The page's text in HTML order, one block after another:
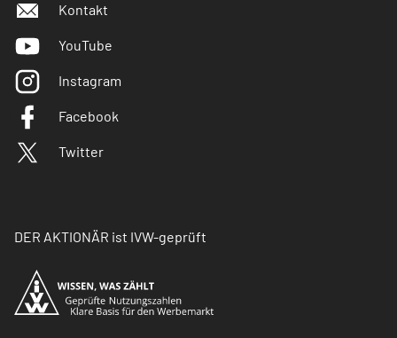
Kontakt
YouTube
Instagram
Facebook
Twitter
DER AKTIONÄR ist IVW-geprüft